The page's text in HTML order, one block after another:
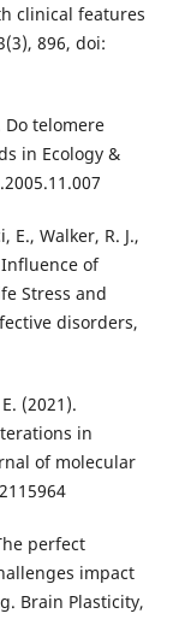
clinical features
896, doi:
Do telomere
in Ecology &
E., Walker, R. J.,
Influence of
Stress and
disorders,
(2021).
in
of molecular
perfect
impact
Brain Plasticity,